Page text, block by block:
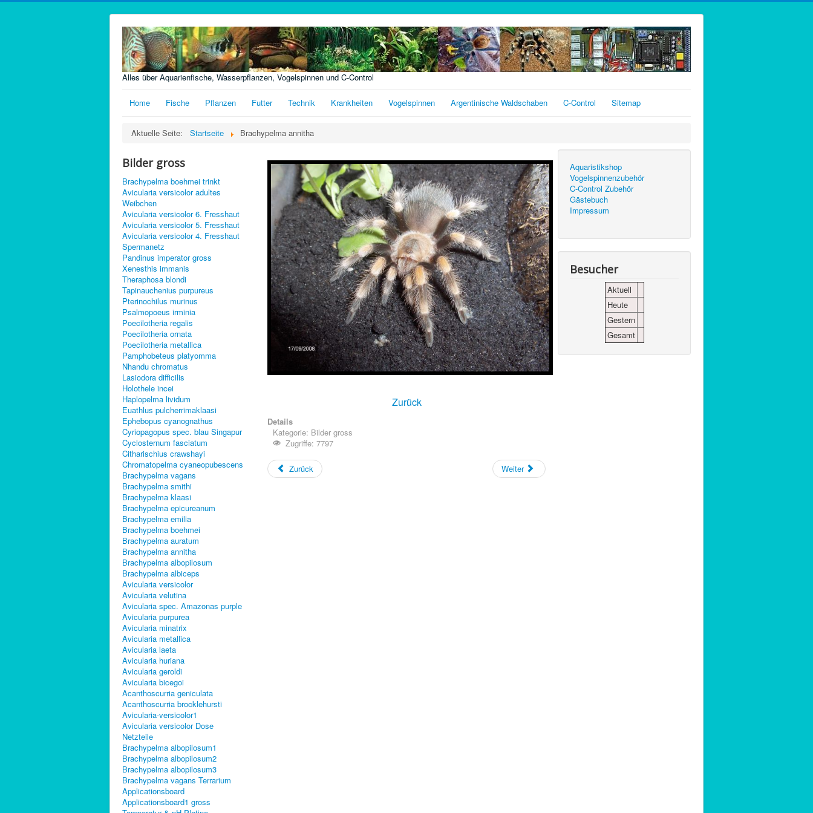
Alles über Aquarienfische, Wasserpflanzen, Vogelspinnen und C-Control
Home Fische Pflanzen Futter Technik Krankheiten Vogelspinnen Argentinische Waldschaben C-Control Sitemap
Aktuelle Seite: Startseite Brachypelma annitha
Bilder gross
Brachypelma boehmei trinkt
Avicularia versicolor adultes
Weibchen
Avicularia versicolor 6. Fresshaut
Avicularia versicolor 5. Fresshaut
Avicularia versicolor 4. Fresshaut
Spermanetz
Pandinus imperator gross
Xenesthis immanis
Theraphosa blondi
Tapinauchenius purpureus
Pterinochilus murinus
Psalmopoeus irminia
Poecilotheria regalis
Poecilotheria ornata
Poecilotheria metallica
Pamphobeteus platyomma
Nhandu chromatus
Lasiodora difficilis
Holothele incei
Haplopelma lividum
Euathlus pulcherrimaklaasi
Ephebopus cyanognathus
Cyriopagopus spec. blau Singapur
Cyclosternum fasciatum
Citharischius crawshayi
Chromatopelma cyaneopubescens
Brachypelma vagans
Brachypelma smithi
Brachypelma klaasi
Brachypelma epicureanum
Brachypelma emilia
Brachypelma boehmei
Brachypelma auratum
Brachypelma annitha
Brachypelma albopilosum
Brachypelma albiceps
Avicularia versicolor
Avicularia velutina
Avicularia spec. Amazonas purple
Avicularia purpurea
Avicularia minatrix
Avicularia metallica
Avicularia laeta
Avicularia huriana
Avicularia geroldi
Avicularia bicegoi
Acanthoscurria geniculata
Acanthoscurria brocklehursti
Avicularia-versicolor1
Avicularia versicolor Dose
Netzteile
Brachypelma albopilosum1
Brachypelma albopilosum2
Brachypelma albopilosum3
Brachypelma vagans Terrarium
Applicationsboard
Applicationsboard1 gross
Zurück
Details
Kategorie: Bilder gross
Zugriffe: 7797
Zurück Weiter
Aquaristikshop
Vogelspinnenzubehör
C-Control Zubehör
Gästebuch
Impressum
Besucher
Aktuell
Heute
Gestern
Gesamt